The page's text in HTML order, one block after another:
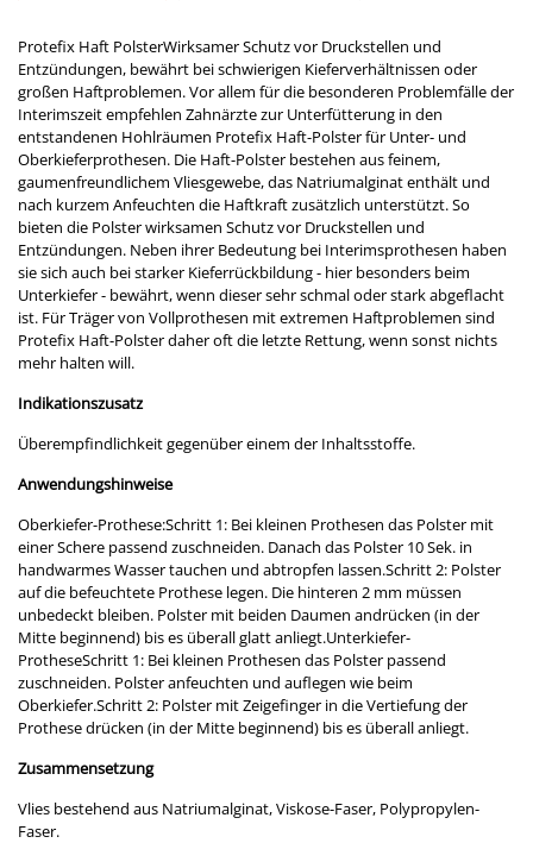
Protefix Haft PolsterWirksamer Schutz vor Druckstellen und
Entzündungen, bewährt bei schwierigen Kieferverhältnissen oder
großen Haftproblemen. Vor allem für die besonderen Problemfälle der
Interimszeit empfehlen Zahnärzte zur Unterfütterung in den
entstandenen Hohlräumen Protefix Haft-Polster für Unter- und
Oberkieferprothesen. Die Haft-Polster bestehen aus feinem,
gaumenfreundlichem Vliesgewebe, das Natriumalginat enthält und
nach kurzem Anfeuchten die Haftkraft zusätzlich unterstützt. So
bieten die Polster wirksamen Schutz vor Druckstellen und
Entzündungen. Neben ihrer Bedeutung bei Interimsprothesen haben
sie sich auch bei starker Kieferrückbildung - hier besonders beim
Unterkiefer - bewährt, wenn dieser sehr schmal oder stark abgeflacht
ist. Für Träger von Vollprothesen mit extremen Haftproblemen sind
Protefix Haft-Polster daher oft die letzte Rettung, wenn sonst nichts
mehr halten will.
Indikationszusatz
Überempfindlichkeit gegenüber einem der Inhaltsstoffe.
Anwendungshinweise
Oberkiefer-Prothese:Schritt 1: Bei kleinen Prothesen das Polster mit
einer Schere passend zuschneiden. Danach das Polster 10 Sek. in
handwarmes Wasser tauchen und abtropfen lassen.Schritt 2: Polster
auf die befeuchtete Prothese legen. Die hinteren 2 mm müssen
unbedeckt bleiben. Polster mit beiden Daumen andrücken (in der
Mitte beginnend) bis es überall glatt anliegt.Unterkiefer-
ProtheseSchritt 1: Bei kleinen Prothesen das Polster passend
zuschneiden. Polster anfeuchten und auflegen wie beim
Oberkiefer.Schritt 2: Polster mit Zeigefinger in die Vertiefung der
Prothese drücken (in der Mitte beginnend) bis es überall anliegt.
Zusammensetzung
Vlies bestehend aus Natriumalginat, Viskose-Faser, Polypropylen-
Faser.